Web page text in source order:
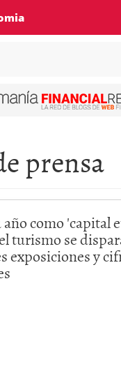
prensa
como 'capital
turismo se
exposiciones y